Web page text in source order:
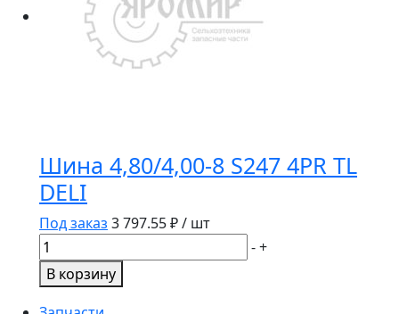
Шина 4,80/4,00-8 S247 4PR TL
DELI
Под заказ 3 797.55₽ / шт
Количество
товара
Шина
4,80/4,00-
-+
В корзину